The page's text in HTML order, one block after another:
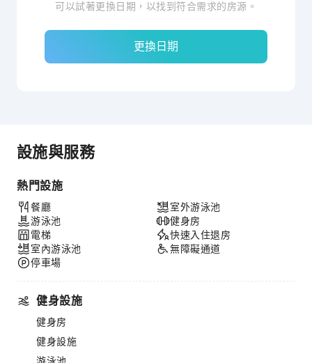
可以試著更換日期，以找到符合需求的房源。
更換日期
設施與服務
熱門設施
餐廳
游泳池
電梯
室內游泳池
停車場
室外游泳池
健身房
快速入住退房
無障礙通道
健身設施
健身房
健身設施